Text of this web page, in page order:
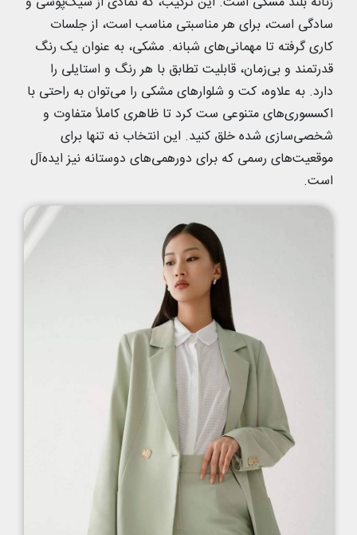
سادگی است، برای هر مناسبتی مناسب است، از جلسات
کاری گرفته تا مهمانی‌های شبانه. مشکی، به عنوان یک رنگ
قدرتمند و بی‌زمان، قابلیت تطابق با هر رنگ و استایلی را
دارد. به علاوه، کت و شلوارهای مشکی را می‌توان به راحتی با
اکسسوری‌های متنوعی ست کرد تا ظاهری کاملاً متفاوت و
شخصی‌سازی شده خلق کنید. این انتخاب نه تنها برای
موقعیت‌های رسمی که برای دورهمی‌های دوستانه نیز ایده‌آل
است.